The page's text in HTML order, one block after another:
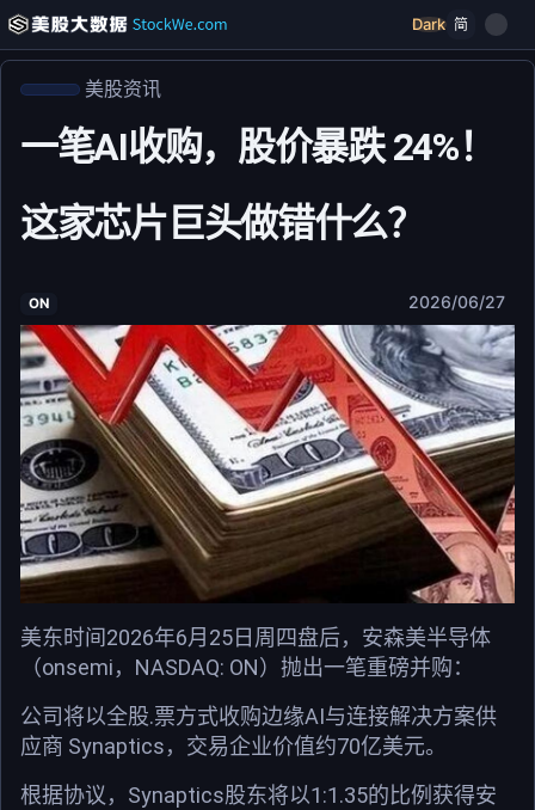
Dark 简
美股资讯
一笔AI收购，股价暴跌 24%！
这家芯片巨头做错什么？
ON 2026/06/27
美东时间2026年6月25日周四盘后，安森美半导体
（onsemi，NASDAQ: ON）抛出一笔重磅并购：
公司将以全股.票方式收购边缘AI与连接解决方案供
应商 Synaptics，交易企业价值约70亿美元。
根据协议，Synaptics股东将以1:1.35的比例获得安